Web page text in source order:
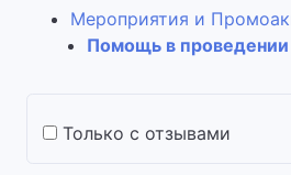
Мероприятия и
Помощь в
Только с отзывами